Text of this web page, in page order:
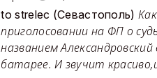
to strelec (Севастополь)
приголосовании на ФП о
названием
батарее. И звучит